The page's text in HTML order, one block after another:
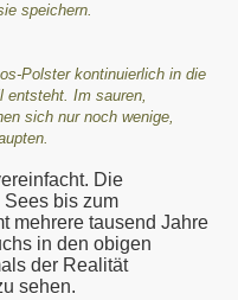
speichern.
Polster kontinuierlich in die
entsteht. Im sauren,
sich nur noch wenige,
Die
bis zum
mehrere tausend Jahre
in den obigen
der Realität
sehen.